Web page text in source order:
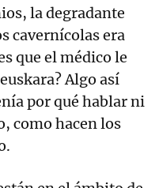
la degradante
cavernícolas era
que el médico le
Algo así
por qué hablar ni
como hacen los